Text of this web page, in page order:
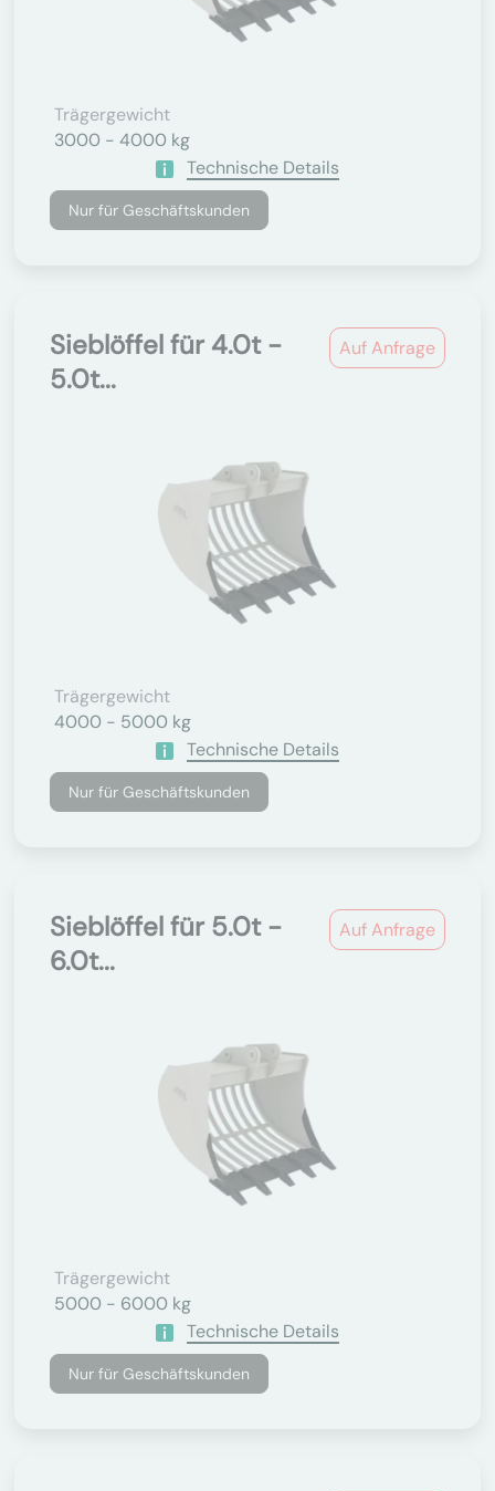
Trägergewicht
3000 - 4000 kg
Technische Details
Nur für Geschäftskunden
Auf Anfrage
Sieblöffel für 4.0t -
5.0t...
Trägergewicht
4000 - 5000 kg
Technische Details
Nur für Geschäftskunden
Auf Anfrage
Sieblöffel für 5.0t -
6.0t...
Trägergewicht
5000 - 6000 kg
Technische Details
Nur für Geschäftskunden